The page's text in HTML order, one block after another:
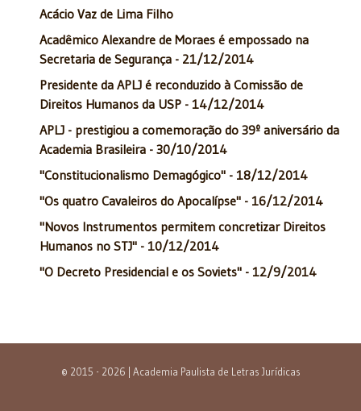
Acácio Vaz de Lima Filho
Acadêmico Alexandre de Moraes é empossado na
Secretaria de Segurança - 21/12/2014
Presidente da APLJ é reconduzido à Comissão de
Direitos Humanos da USP - 14/12/2014
APLJ - prestigiou a comemoração do 39º aniversário da
Academia Brasileira - 30/10/2014
"Constitucionalismo Demagógico" - 18/12/2014
"Os quatro Cavaleiros do Apocalípse" - 16/12/2014
"Novos Instrumentos permitem concretizar Direitos
Humanos no STJ" - 10/12/2014
"O Decreto Presidencial e os Soviets" - 12/9/2014
© 2015 - 2026 | Academia Paulista de Letras Jurídicas